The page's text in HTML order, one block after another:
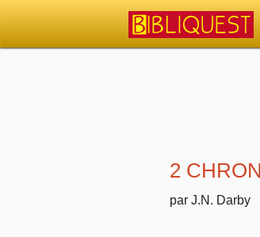
2
par J.N. Darby